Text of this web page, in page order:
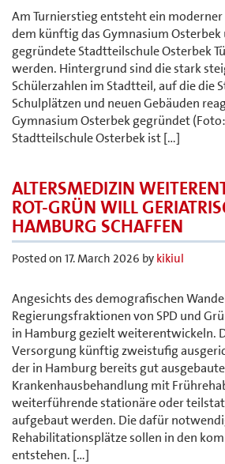
Am Turnierstieg entsteht ein
dem künftig das Gymnasium Osterbek
gegründete Stadtteilschule Osterbek
werden. Hintergrund sind die stark
Schülerzahlen im Stadtteil, auf die die
Schulplätzen und neuen Gebäuden
Gymnasium Osterbek gegründet
Stadtteilschule Osterbek ist […]
ALTERSMEDIZIN
ROT-GRÜN WILL
HAMBURG SCHAFFEN
Posted on 17. March 2026 by kikiul
Angesichts des demografischen
Regierungsfraktionen von SPD und
in Hamburg gezielt weiterentwickeln.
Versorgung künftig zweistufig
der in Hamburg bereits gut
Krankenhausbehandlung mit
weiterführende stationäre oder
aufgebaut werden. Die dafür
Rehabilitationsplätze sollen in den
entstehen. […]